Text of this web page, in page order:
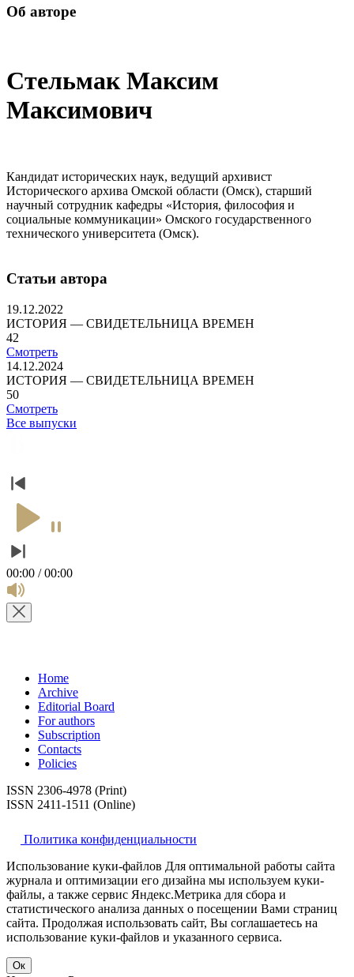
Об авторе
Стельмак Максим
Максимович
Кандидат исторических наук, ведущий архивист
Исторического архива Омской области (Омск), старший
научный сотрудник кафедры «История, философия и
социальные коммуникации» Омского государственного
технического университета (Омск).
Статьи автора
19.12.2022
ИСТОРИЯ — СВИДЕТЕЛЬНИЦА ВРЕМЕН
42
Смотреть
14.12.2024
ИСТОРИЯ — СВИДЕТЕЛЬНИЦА ВРЕМЕН
50
Смотреть
Все выпуски
00:00 / 00:00
Home
Archive
Editorial Board
For authors
Subscription
Contacts
Policies
ISSN 2306-4978 (Print)
ISSN 2411-1511 (Online)
Политика конфиденциальности
Использование куки-файлов Для оптимальной работы сайта
журнала и оптимизации его дизайна мы используем куки-
файлы, а также сервис Яндекс.Метрика для сбора и
статистического анализа данных о посещении Вами страниц
сайта. Продолжая использовать сайт, Вы соглашаетесь на
использование куки-файлов и указанного сервиса.
Ок